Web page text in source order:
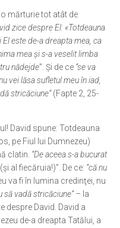
mărturie tot atât de
zice despre El: «Totdeauna
este de-a dreapta mea, ca
mea şi s-a veselit limba
nădejde”. Şi de ce “se va
vei lăsa sufletul meu în iad,
stricăciune”(Fapte 2, 25-
David spune: Totdeauna
pe Fiul lui Dumnezeu)
clatin. “De aceea s-a bucurat
(şi al fiecăruia!)”. De ce: “că nu
va fi în lumina credinţei, nu
să vadă stricăciune”– la
despre David. David a
de-a dreapta Tatălui, a